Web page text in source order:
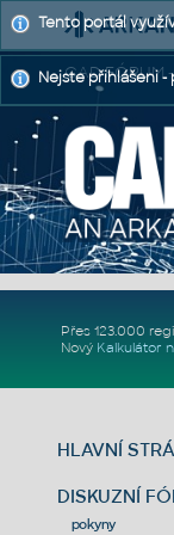
CAD FÓRUM
Přes 123.000
Nový Kalkulátor
HLAVNÍ
DISKUZNÍ
pokyny
Tento portál
Nejste přihlášeni